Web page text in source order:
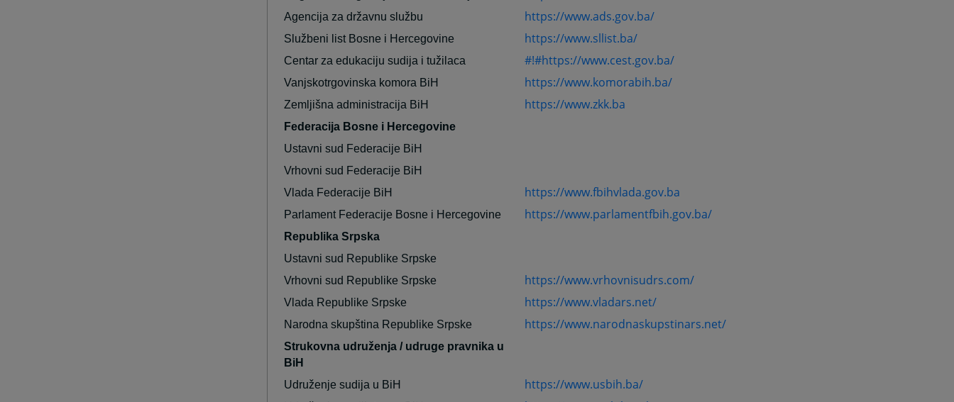
Agencija za državnu službu https://www.ads.gov.ba/
Službeni list Bosne i Hercegovine https://www.sllist.ba/
Centar za edukaciju sudija i tužilaca #!#https://www.cest.gov.ba/
Vanjskotrgovinska komora BiH https://www.komorabih.ba/
Zemljišna administracija BiH https://www.zkk.ba
Federacija Bosne i Hercegovine
Ustavni sud Federacije BiH
Vrhovni sud Federacije BiH
Vlada Federacije BiH
https://www.fbihvlada.gov.ba
Parlament Federacije Bosne i Hercegovine https://www.parlamentfbih.gov.ba/
Republika Srpska
Ustavni sud Republike Srpske
Vrhovni sud Republike Srpske
https://www.vrhovnisudrs.com/
Vlada Republike Srpske https://www.vladars.net/
Narodna skupština Republike Srpske https://www.narodnaskupstinars.net/
Strukovna udruženja / udruge pravnika u
BiH
Udruženje sudija u BiH
https://www.usbih.ba/